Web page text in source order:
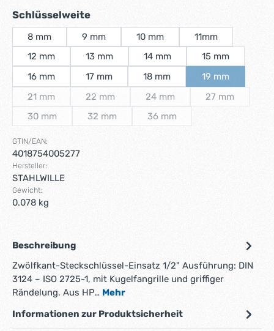
Schlüsselweiteauswählen
8 mm 9 mm 10 mm
11mm
12 mm
13 mm 14 mm
15 mm
16 mm
17 mm 18 mm 19 mm
21 mm 22 mm 24 mm 27 mm
30 mm 32 mm 36 mm
GTIN/EAN:
4018754005277
Hersteller:
STAHLWILLE
Gewicht:
0.078 kg
Beschreibung
Zwölfkant-Steckschlüssel-Einsatz 1/2" Ausführung: DIN
3124 – ISO 2725-1, mit Kugelfangrille und griffiger
Rändelung. Aus HP… Mehr
Informationen zur Produktsicherheit